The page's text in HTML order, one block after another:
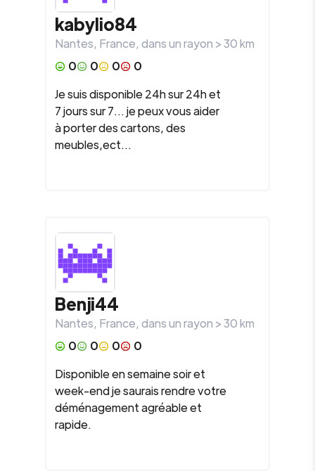
kabylio84
Nantes, France, dans un rayon >30km
0
0 0
0
Je suis disponible 24h sur 24h et
7 jours sur 7... je peux vous aider
à porter des cartons, des
meubles,ect...
Benji44
Nantes, France, dans un rayon >30km
0
0 0
0
Disponible en semaine soir et
week-end je saurais rendre votre
déménagement agréable et
rapide.